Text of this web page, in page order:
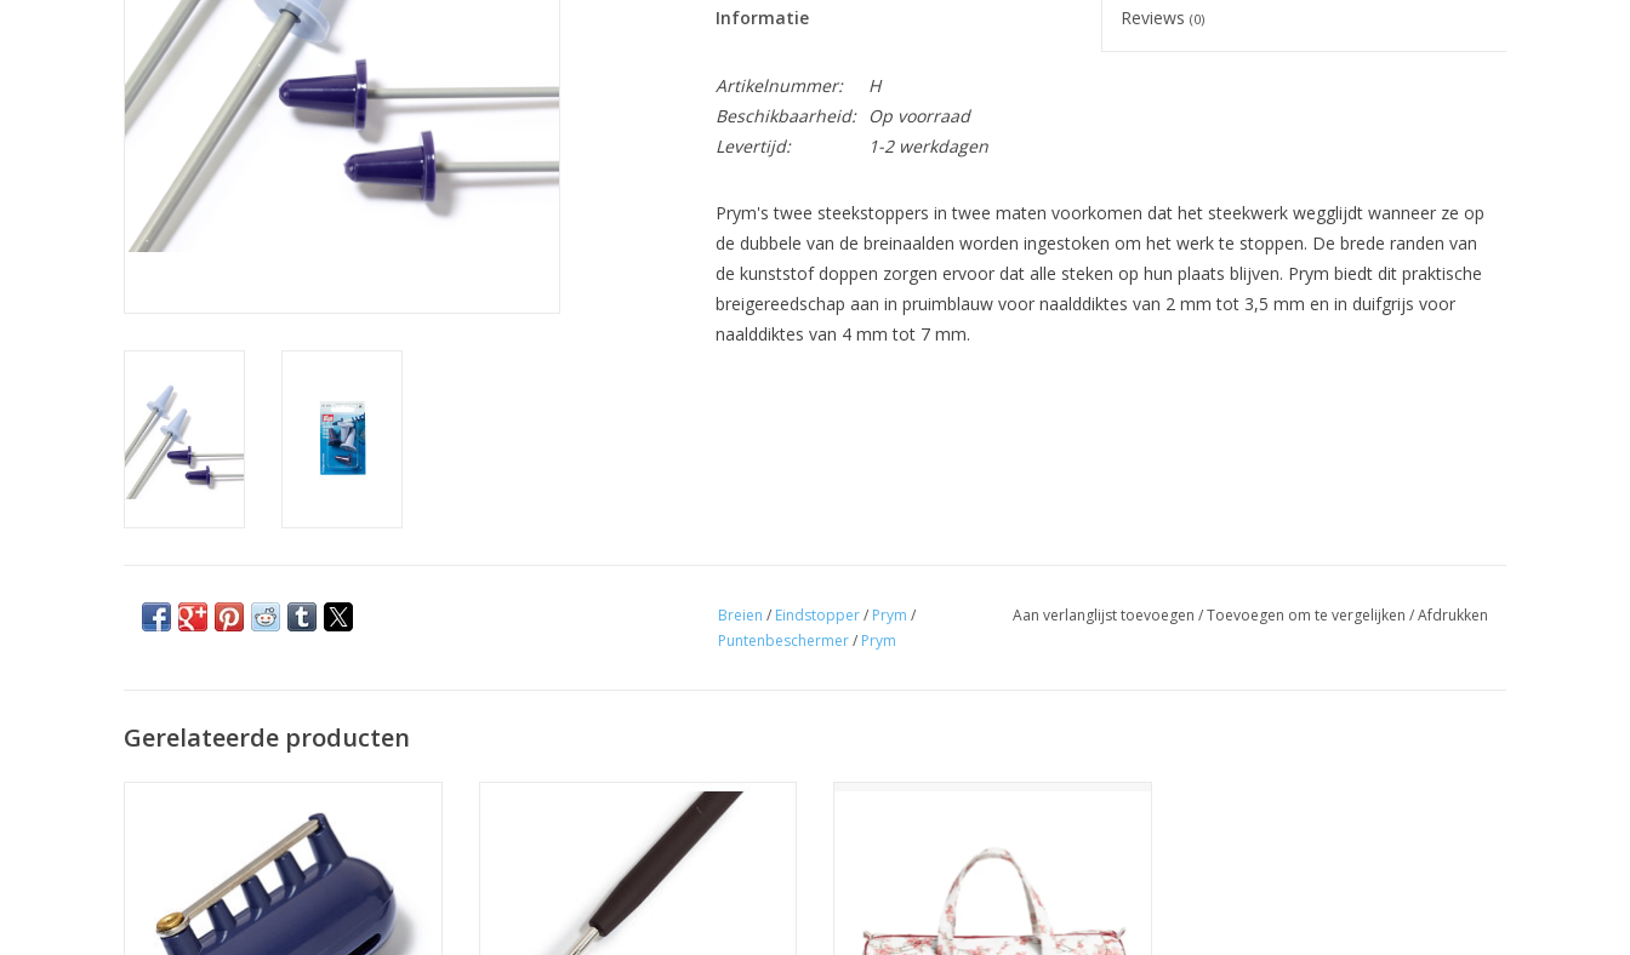
Informatie Reviews(0)
Artikelnummer:
H
Beschikbaarheid:
Op voorraad
Levertijd:
1-2 werkdagen
Prym's twee steekstoppers in twee maten voorkomen dat het steekwerk wegglijdt wanneer ze op
de dubbele van de breinaalden worden ingestoken om het werk te stoppen. De brede randen van
de kunststof doppen zorgen ervoor dat alle steken op hun plaats blijven. Prym biedt dit praktische
breigereedschap aan in pruimblauw voor naalddiktes van 2 mm tot 3,5 mm en in duifgrijs voor
naalddiktes van 4 mm tot 7 mm.
Breien / Eindstopper/ Prym /
Puntenbeschermer/ Prym
Aan verlanglijst toevoegen /Toevoegen om te vergelijken /Afdrukken
Gerelateerde producten
draadgeleiders
TOEVOEGEN AAN WINKELWAGEN